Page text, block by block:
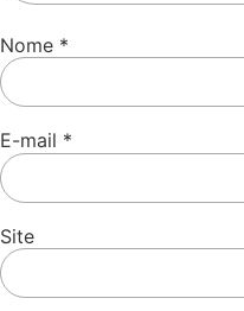
Nome *
E-mail *
Site